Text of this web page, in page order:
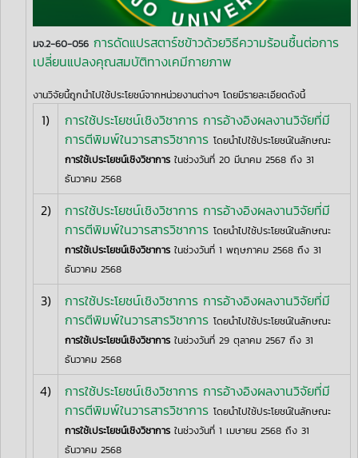
มจ.2-60-056 การดัดแปรสตาร์ชข้าวด้วยวิธีความร้อนชื้นต่อการ
เปลี่ยนแปลงคุณสมบัติทางเคมีกายภาพ
งานวิจัยนี้ถูกนำไปใช้ประโยชน์จากหน่วยงานต่างๆ โดยมีรายละเอียดดังนี้
1)
การใช้ประโยชน์เชิงวิชาการ การอ้างอิงผลงานวิจัยที่มี
การตีพิมพ์ในวารสารวิชาการ โดยนำไปใช้ประโยชน์ในลักษณะ
การใช้เประโยชน์เชิงวิชาการ ในช่วงวันที่ 20 มีนาคม 2568 ถึง 31
ธันวาคม 2568
2)
การใช้ประโยชน์เชิงวิชาการ การอ้างอิงผลงานวิจัยที่มี
การตีพิมพ์ในวารสารวิชาการ โดยนำไปใช้ประโยชน์ในลักษณะ
การใช้เประโยชน์เชิงวิชาการ ในช่วงวันที่ 1 พฤษภาคม 2568 ถึง 31
ธันวาคม 2568
3)
การใช้ประโยชน์เชิงวิชาการ การอ้างอิงผลงานวิจัยที่มี
การตีพิมพ์ในวารสารวิชาการ โดยนำไปใช้ประโยชน์ในลักษณะ
การใช้เประโยชน์เชิงวิชาการ ในช่วงวันที่ 29 ตุลาคม 2567 ถึง 31
ธันวาคม 2568
4)
การใช้ประโยชน์เชิงวิชาการ การอ้างอิงผลงานวิจัยที่มี
การตีพิมพ์ในวารสารวิชาการ โดยนำไปใช้ประโยชน์ในลักษณะ
การใช้เประโยชน์เชิงวิชาการ ในช่วงวันที่ 1 เมษายน 2568 ถึง 31
ธันวาคม 2568